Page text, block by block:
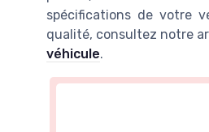
spécifications de votre
qualité, consultez notre
véhicule.